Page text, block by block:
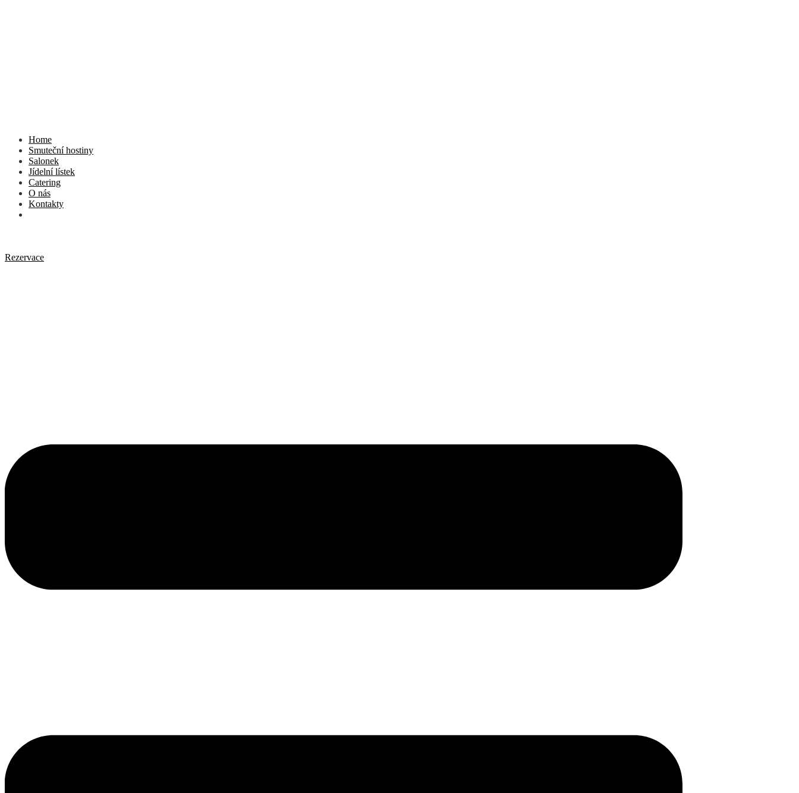
Home
Smuteční hostiny
Salonek
Jídelní lístek
Catering
O nás
Kontakty
Rezervace